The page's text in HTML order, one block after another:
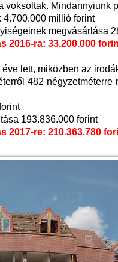
voksoltak. Mindannyiunk
4.700.000 millió forint
megvásárlása
2016-ra: 33.200.000
éve lett, miközben az
482
193.836.000 forint
2017-re: 210.363.780